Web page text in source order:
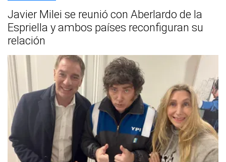
Javier Milei se reunió con Aberlardo de la
Espriella y ambos países reconfiguran su
relación